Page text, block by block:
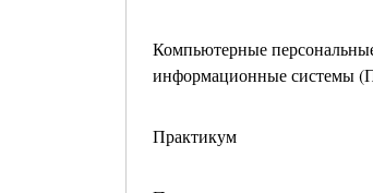
Компьютерные
информационные системы
Практикум